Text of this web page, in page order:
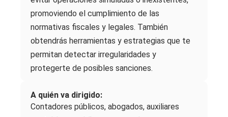
promoviendo el cumplimiento de las
normativas fiscales y legales. También
obtendrás herramientas y estrategias que te
permitan detectar irregularidades y
protegerte de posibles sanciones.
A quién va dirigido:
Contadores públicos, abogados, auxiliares